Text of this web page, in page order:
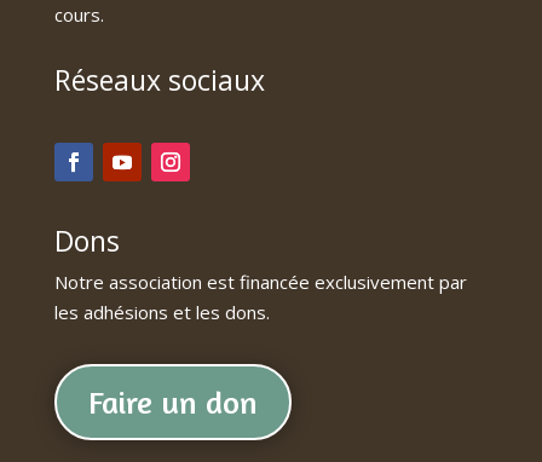
cours.
Réseaux sociaux
Dons
Notre association est financée exclusivement par
les adhésions et les dons.
Faire un don